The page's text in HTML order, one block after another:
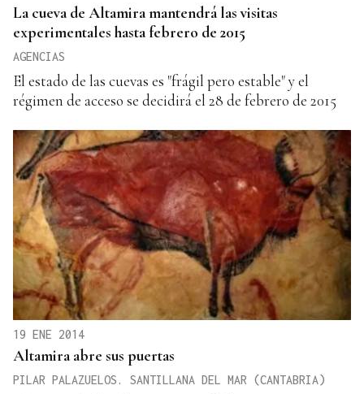
La cueva de Altamira mantendrá las visitas
experimentales hasta febrero de 2015
AGENCIAS
El estado de las cuevas es "frágil pero estable" y el
régimen de acceso se decidirá el 28 de febrero de 2015
19 ENE 2014
Altamira abre sus puertas
PILAR PALAZUELOS. SANTILLANA DEL MAR (CANTABRIA)